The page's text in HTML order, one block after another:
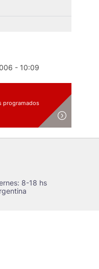
- 10:09
programados
8-18 hs